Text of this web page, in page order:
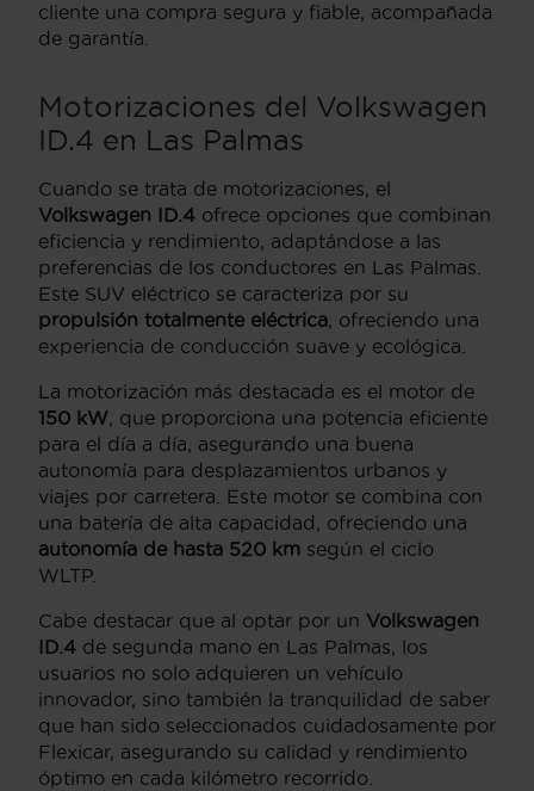
cliente una compra segura y fiable, acompañada
de garantía.
Motorizaciones del Volkswagen
ID.4 en Las Palmas
Cuando se trata de motorizaciones, el
Volkswagen ID.4 ofrece opciones que combinan
eficiencia y rendimiento, adaptándose a las
preferencias de los conductores en Las Palmas.
Este SUV eléctrico se caracteriza por su
propulsión totalmente eléctrica, ofreciendo una
experiencia de conducción suave y ecológica.
La motorización más destacada es el motor de
150 kW, que proporciona una potencia eficiente
para el día a día, asegurando una buena
autonomía para desplazamientos urbanos y
viajes por carretera. Este motor se combina con
una batería de alta capacidad, ofreciendo una
autonomía de hasta 520 km según el ciclo
WLTP.
Cabe destacar que al optar por un Volkswagen
ID.4 de segunda mano en Las Palmas, los
usuarios no solo adquieren un vehículo
innovador, sino también la tranquilidad de saber
que han sido seleccionados cuidadosamente por
Flexicar, asegurando su calidad y rendimiento
óptimo en cada kilómetro recorrido.